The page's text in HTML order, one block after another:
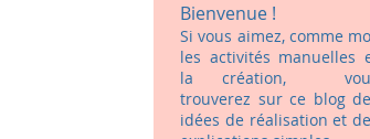
Bienvenue !
Si vous aimez, comme
les activités manuelles
la création,
trouverez sur ce blog
idées de réalisation et